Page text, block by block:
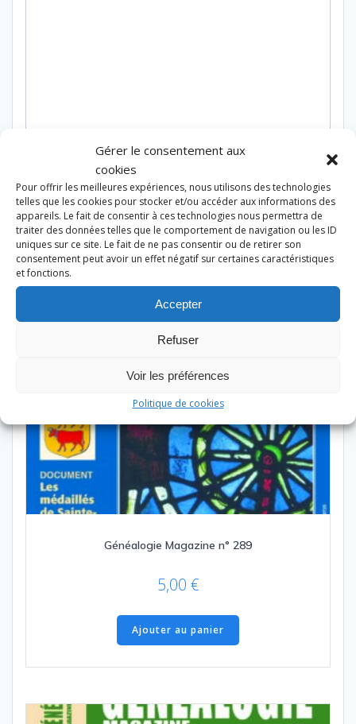
Gérer le consentement aux
cookies
Pour offrir les meilleures expériences, nous utilisons des technologies
telles que les cookies pour stocker et/ou accéder aux informations des
appareils. Le fait de consentir à ces technologies nous permettra de
traiter des données telles que le comportement de navigation ou les ID
uniques sur ce site. Le fait de ne pas consentir ou de retirer son
consentement peut avoir un effet négatif sur certaines caractéristiques
et fonctions.
Accepter
Refuser
Voir les préférences
Politique de cookies
Produits similaires
Généalogie Magazine n° 289
5,00 €
Ajouter au panier